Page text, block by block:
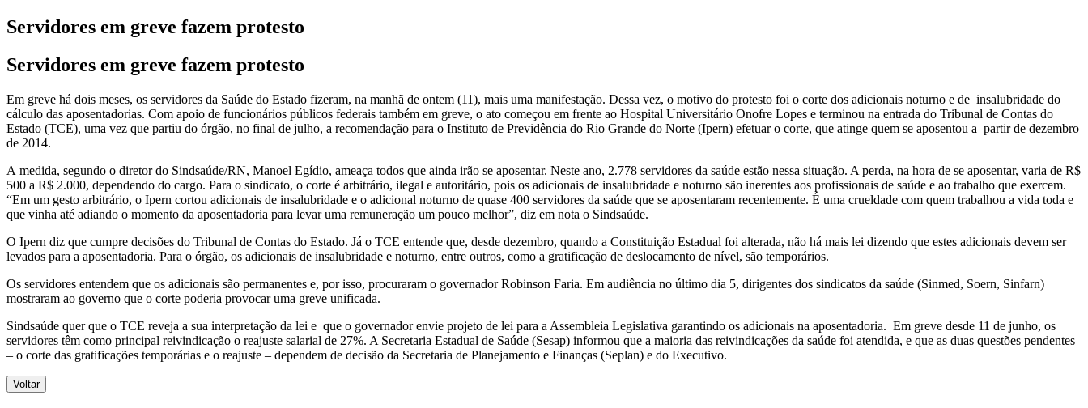
Servidores em greve fazem protesto
Servidores em greve fazem protesto
Em greve há dois meses, os servidores da Saúde do Estado fizeram, na manhã de ontem (11), mais uma manifestação. Dessa vez, o motivo do protesto foi o corte dos adicionais noturno e de insalubridade do
cálculo das aposentadorias. Com apoio de funcionários públicos federais também em greve, o ato começou em frente ao Hospital Universitário Onofre Lopes e terminou na entrada do Tribunal de Contas do
Estado (TCE), uma vez que partiu do órgão, no final de julho, a recomendação para o Instituto de Previdência do Rio Grande do Norte (Ipern) efetuar o corte, que atinge quem se aposentou a partir de dezembro
de 2014.
A medida, segundo o diretor do Sindsaúde/RN, Manoel Egídio, ameaça todos que ainda irão se aposentar. Neste ano, 2.778 servidores da saúde estão nessa situação. A perda, na hora de se aposentar, varia de R$
500 a R$ 2.000, dependendo do cargo. Para o sindicato, o corte é arbitrário, ilegal e autoritário, pois os adicionais de insalubridade e noturno são inerentes aos profissionais de saúde e ao trabalho que exercem.
“Em um gesto arbitrário, o Ipern cortou adicionais de insalubridade e o adicional noturno de quase 400 servidores da saúde que se aposentaram recentemente. É uma crueldade com quem trabalhou a vida toda e
que vinha até adiando o momento da aposentadoria para levar uma remuneração um pouco melhor”, diz em nota o Sindsaúde.
O Ipern diz que cumpre decisões do Tribunal de Contas do Estado. Já o TCE entende que, desde dezembro, quando a Constituição Estadual foi alterada, não há mais lei dizendo que estes adicionais devem ser
levados para a aposentadoria. Para o órgão, os adicionais de insalubridade e noturno, entre outros, como a gratificação de deslocamento de nível, são temporários.
Os servidores entendem que os adicionais são permanentes e, por isso, procuraram o governador Robinson Faria. Em audiência no último dia 5, dirigentes dos sindicatos da saúde (Sinmed, Soern, Sinfarn)
mostraram ao governo que o corte poderia provocar uma greve unificada.
Sindsaúde quer que o TCE reveja a sua interpretação da lei e que o governador envie projeto de lei para a Assembleia Legislativa garantindo os adicionais na aposentadoria. Em greve desde 11 de junho, os
servidores têm como principal reivindicação o reajuste salarial de 27%. A Secretaria Estadual de Saúde (Sesap) informou que a maioria das reivindicações da saúde foi atendida, e que as duas questões pendentes
– o corte das gratificações temporárias e o reajuste – dependem de decisão da Secretaria de Planejamento e Finanças (Seplan) e do Executivo.
Voltar